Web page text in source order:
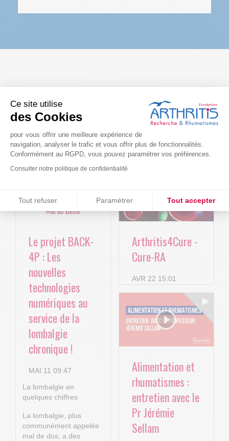
Ce site utilise
des Cookies
pour vous offrir une meilleure expérience de
navigation, analyser le trafic et vous offrir plus de fonctionnalités.
Conformément au RGPD, vous pouvez paramétrer vos préférences.
Consulter notre politique de confidentialité
Tout refuser Paramétrer Tout accepter
Axeptio consent
Plateforme de Gestion du Consentement : Personnalisez vos
Notre plateforme vous permet d'adapter et de gérer vos
LA FONDATION SUR LES
RÉSEAUX
Le projet BACK-
4P : Les
nouvelles
technologies
numériques au
service de la
lombalgie
chronique !
MAI 11 09:47
La lombalgie en
quelques chiffres
La lombalgie, plus
communément appelée
mal de dos, a des
Arthritis4Cure -
Cure-RA
AVR 22 15:01
Alimentation et
rhumatismes :
entretien avec le
Pr Jérémie
Sellam